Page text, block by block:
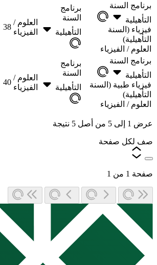
برنامج السنة
التأهيلية
فيزياء (السنة
التأهيلية)
العلوم / الفيزياء
برنامج
السنة
التأهيلية
العلوم /
الفيزياء
38
برنامج السنة
التأهيلية
فيزياء طبية (السنة
التأهيلية)
العلوم / الفيزياء
برنامج
السنة
التأهيلية
العلوم /
الفيزياء
40
عرض 1 إلى 5 من أصل 5 نتيجة
صف لكل صفحة
صفحة 1 من 1